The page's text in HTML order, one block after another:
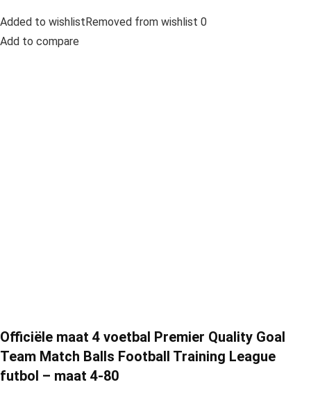
Added to wishlistRemoved from wishlist 0
Add to compare
Officiële maat 4 voetbal Premier Quality Goal
Team Match Balls Football Training League
futbol – maat 4-80